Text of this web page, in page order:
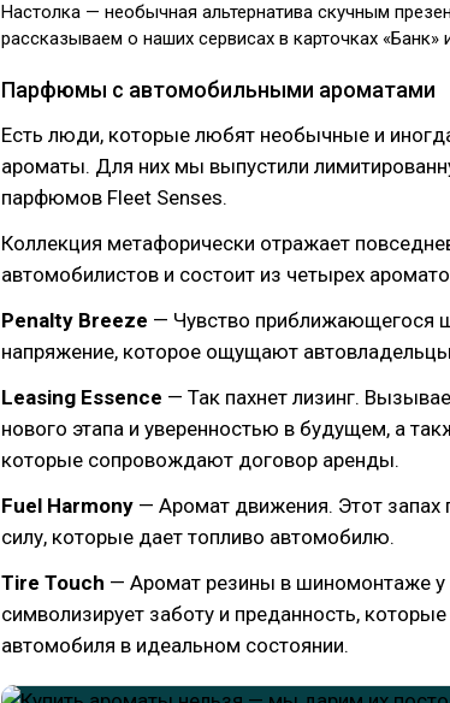
Настолка — необычная альтернатива скучным
рассказываем о наших сервисах в карточках «Банк»
Парфюмы с автомобильными ароматами
Есть люди, которые любят необычные и
ароматы. Для них мы выпустили
парфюмов Fleet Senses.
Коллекция метафорически отражает
автомобилистов и состоит из четырех
Penalty Breeze — Чувство приближающегося
напряжение, которое ощущают
Leasing Essence — Так пахнет лизинг.
нового этапа и уверенностью в будущем, а
которые сопровождают договор аренды.
Fuel Harmony — Аромат движения. Этот запах
силу, которые дает топливо автомобилю.
Tire Touch — Аромат резины в шиномонтаже
символизирует заботу и преданность,
автомобиля в идеальном состоянии.